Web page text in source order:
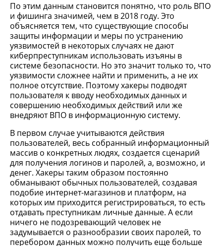
По этим данным становится понятно, что роль ВПО
и фишинга значимей, чем в 2018 году. Это
объясняется тем, что существующие способы
защиты информации и меры по устранению
уязвимостей в некоторых случаях не дают
киберпреступникам использовать изъяны в
системе безопасности. Но это значит только то, что
уязвимости сложнее найти и применить, а не их
полное отсутствие. Поэтому хакеры подводят
пользователя к вводу необходимых данных и
совершению необходимых действий или же
внедряют ВПО в информационную систему.
В первом случае учитываются действия
пользователей, весь собранный информационный
массив о конкретных людях, создается сценарий
для получения логинов и паролей, а, возможно, и
денег. Хакеры таким образом постоянно
обманывают обычных пользователей, создавая
подобие интернет-магазинов и платформ, на
которых им приходится регистрироваться, то есть
отдавать преступникам личные данные. А если
ничего не подозревающий человек не
задумывается о разнообразии своих паролей, то
перебором данных можно получить еще больше